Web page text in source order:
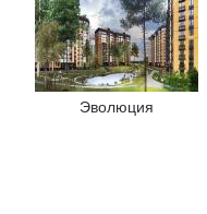
Эволюция